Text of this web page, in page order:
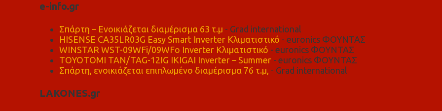
e-info.gr
Σπάρτη – Ενοικιάζεται διαμέρισμα 63 τ.μ - Grad international
HISENSE CA35LR03G Easy Smart Inverter Κλιματιστικό - euronics ΦΟΥΝΤΑΣ
WINSTAR WST-09WFi/09WFo Inverter Κλιματιστικό - euronics ΦΟΥΝΤΑΣ
TOYOTOMI TAN/TAG-12IG IKIGAI Inverter – Summer- euronics ΦΟΥΝΤΑΣ
Σπάρτη, ενοικιάζεται επιπλωμένο διαμέρισμα 76 τ.μ, - Grad international
LAKONES.gr